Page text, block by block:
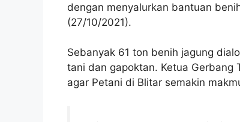
dengan menyalurkan bantuan
(27/10/2021).
Sebanyak 61 ton benih jagung
tani dan gapoktan. Ketua Gerbang
agar Petani di Blitar semakin